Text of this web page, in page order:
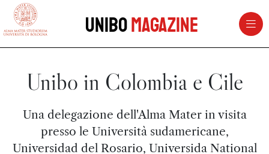
vai al contenuto della pagina
UniboMagazine
Unibo in Colombia e Cile
Una delegazione dell'Alma Mater in visita
presso le Università sudamericane,
Universidad del Rosario, Universida National